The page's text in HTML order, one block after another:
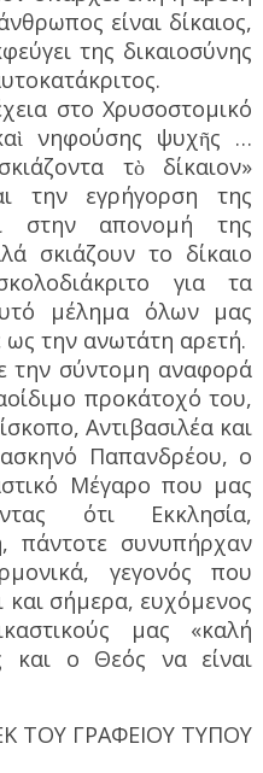
είναι δίκαιος,
της δικαιοσύνης
στο Χρυσοστομικό
νηφούσης ψυχῆς …
τὸ δίκαιον»
την εγρήγορση της
στην απονομή της
σκιάζουν το δίκαιο
για τα
μέλημα όλων μας
ως την ανωτάτη αρετή.
την σύντομη αναφορά
προκάτοχό του,
Αντιβασιλέα και
Παπανδρέου, ο
Μέγαρο που μας
ότι Εκκλησία,
πάντοτε συνυπήρχαν
γεγονός που
και σήμερα, ευχόμενος
μας «καλή
και ο Θεός να είναι
ΤΟΥ ΓΡΑΦΕΙΟΥ ΤΥΠΟΥ